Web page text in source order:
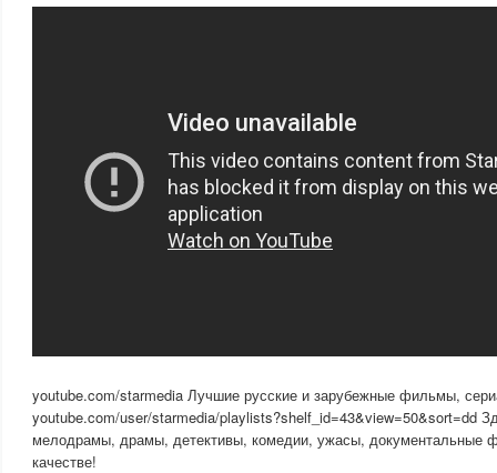
youtube.com/starmedia Лучшие русские и зарубежные фильмы,
youtube.com/user/starmedia/playlists?shelf_id=43&view=50&sort=dd
мелодрамы, драмы, детективы, комедии, ужасы, документальные
качестве!